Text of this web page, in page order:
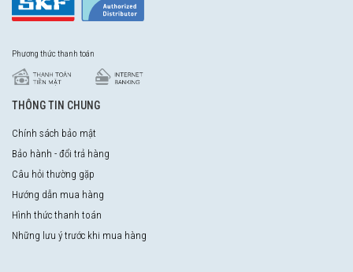
Phương thức thanh toán
THÔNG TIN CHUNG
Chính sách bảo mật
Bảo hành - đổi trả hàng
Câu hỏi thường gặp
Hướng dẫn mua hàng
Hình thức thanh toán
Những lưu ý trước khi mua hàng